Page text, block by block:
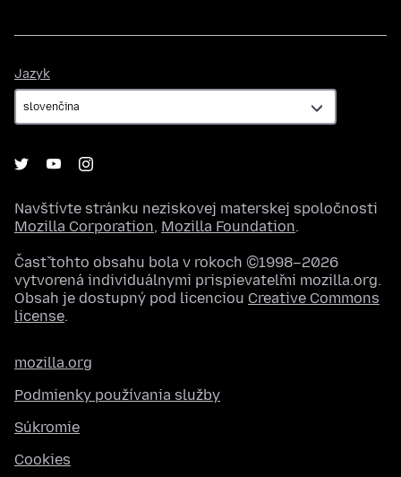
Jazyk
Navštívte stránku neziskovej materskej spoločnosti
Mozilla Corporation, Mozilla Foundation.
Časť tohto obsahu bola v rokoch ©1998–2026
vytvorená individuálnymi prispievateľmi mozilla.org.
Obsah je dostupný pod licenciou Creative Commons
license.
mozilla.org
Podmienky používania služby
Súkromie
Cookies